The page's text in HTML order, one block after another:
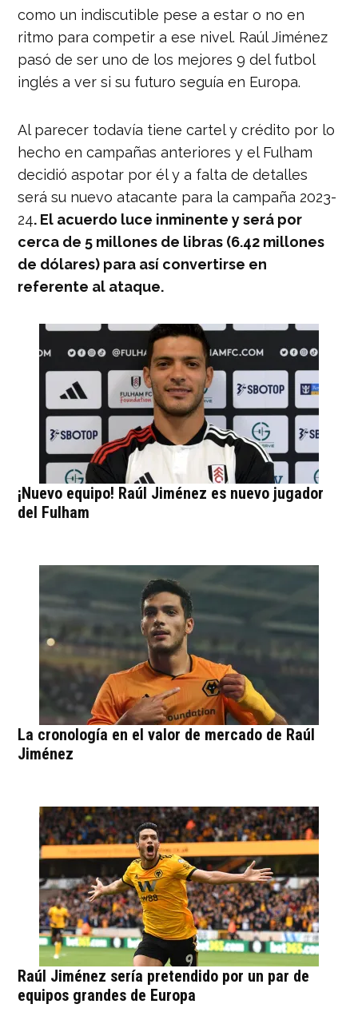
como un indiscutible pese a estar o no en
ritmo para competir a ese nivel. Raúl Jiménez
pasó de ser uno de los mejores 9 del futbol
inglés a ver si su futuro seguía en Europa.
Al parecer todavía tiene cartel y crédito por lo
hecho en campañas anteriores y el Fulham
decidió aspotar por él y a falta de detalles
será su nuevo atacante para la campaña 2023-
24. El acuerdo luce inminente y será por
cerca de 5 millones de libras (6.42 millones
de dólares) para así convertirse en
referente al ataque.
¡Nuevo equipo! Raúl Jiménez es nuevo jugador
del Fulham
La cronología en el valor de mercado de Raúl
Jiménez
Raúl Jiménez sería pretendido por un par de
equipos grandes de Europa